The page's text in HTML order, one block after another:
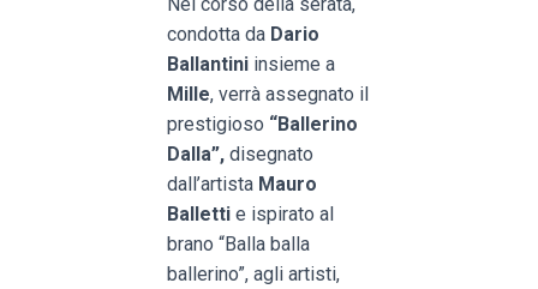
condotta da Dario
Ballantini insieme a
Mille, verrà assegnato il
prestigioso “Ballerino
Dalla”, disegnato
dall’artista Mauro
Balletti e ispirato al
brano “Balla balla
ballerino”, agli artisti,